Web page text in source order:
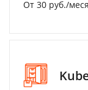
От 30 руб./